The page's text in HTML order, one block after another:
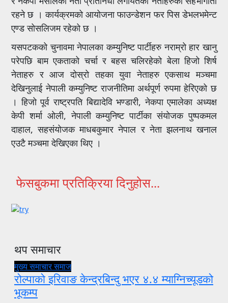
रहने छ । कार्यक्रमको आयोजना फाउन्डेशन फर पिस डेभलभमेन्ट
एण्ड सोसलिजम रहेको छ ।
यसपटकको चुनावमा नेपालका कम्युनिष्ट पार्टीहरु नराम्रो हार खानु
परेपछि बाम एकताको चर्चा र बहस चलिरहेको बेला हिजो शिर्ष
नेताहरु र आज दोस्रो तहका युवा नेताहरु एकसाथ मञ्चमा
देखिनुलाई नेपाली कम्युनिष्ट राजनीतिमा अर्थपूर्ण रुपमा हेरिएको छ
। हिजो पूर्व राष्ट्रपति बिद्यादेवि भण्डारी, नेकपा एमालेका अध्यक्ष
केपी शर्मा ओली, नेपाली कम्युनिष्ट पार्टीका संयोजक पुष्पकमल
दाहाल, सहसंयोजक माधबकुमार नेपाल र नेता झलनाथ खनाल
एउटै मञ्चमा देखिएका थिए ।
फेसबुकमा प्रतिक्रिया दिनुहोस...
थप समाचार
मुख्य समाचारसमाज
रोल्पाको इरिवाङ केन्द्रबिन्दु भएर ४.४ म्याग्निच्यूडको
भूकम्प